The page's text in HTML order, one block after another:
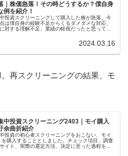
｜株価急落！その時どうするか？僕自身
例を紹介！
投資スクリーニングして購入した株が急落。今
は僕自身の経験不足からくるダメダメな対応、
対する理解不足、業績の軽視だったと思ってい
2024.03.16
再スクリーニングの結果、モ
中投資スクリーニング2403｜モイ購入
余曲折紹介
投資の初心者スクリーニングをおこない、モイ
を購入することとしました。チェック項目、調査
イト、実際の選定方法、決定に至った過程を紹